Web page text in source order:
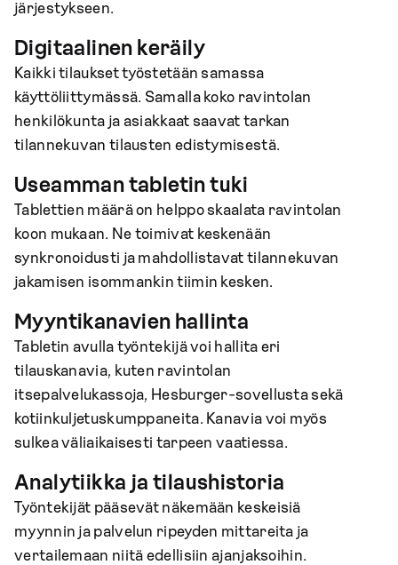
järjestykseen.
Digitaalinen keräily
Kaikki tilaukset työstetään samassa
käyttöliittymässä. Samalla koko ravintolan
henkilökunta ja asiakkaat saavat tarkan
tilannekuvan tilausten edistymisestä.
Useamman tabletin tuki
Tablettien määrä on helppo skaalata ravintolan
koon mukaan. Ne toimivat keskenään
synkronoidusti ja mahdollistavat tilannekuvan
jakamisen isommankin tiimin kesken.
Myyntikanavien hallinta
Tabletin avulla työntekijä voi hallita eri
tilauskanavia, kuten ravintolan
itsepalvelukassoja, Hesburger-sovellusta sekä
kotiinkuljetuskumppaneita. Kanavia voi myös
sulkea väliaikaisesti tarpeen vaatiessa.
Analytiikka ja tilaushistoria
Työntekijät pääsevät näkemään keskeisiä
myynnin ja palvelun ripeyden mittareita ja
vertailemaan niitä edellisiin ajanjaksoihin.